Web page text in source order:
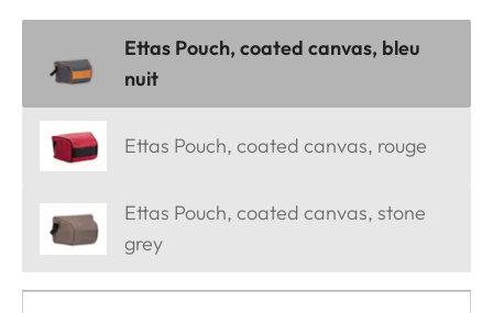
Ettas Pouch, coated canvas, bleu
nuit
Ettas Pouch, coated canvas, rouge
Ettas Pouch, coated canvas, stone
grey